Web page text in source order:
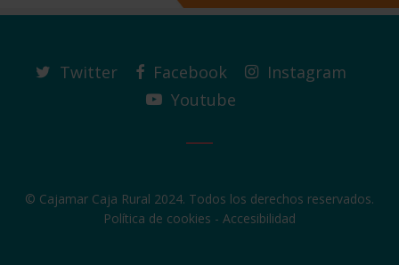
Twitter Facebook
Instagram
Youtube
© Cajamar Caja Rural 2024. Todos los derechos reservados.
Política de cookies - Accesibilidad